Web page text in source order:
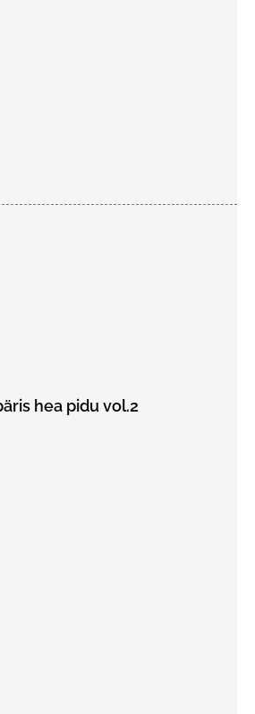
hea pidu vol.2